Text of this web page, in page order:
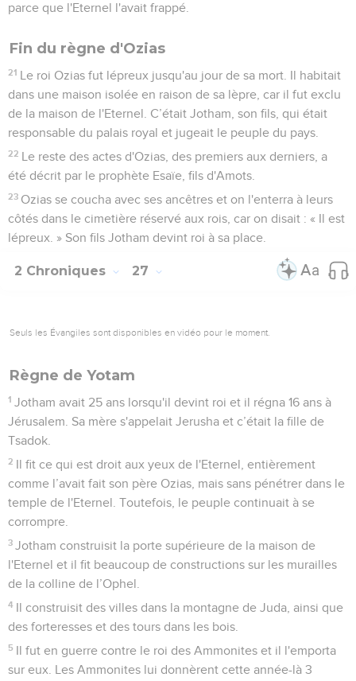
parce que l'Eternel l'avait frappé.
Fin du règne d'Ozias
21 Le roi Ozias fut lépreux jusqu'au jour de sa mort. Il habitait
dans une maison isolée en raison de sa lèpre, car il fut exclu
de la maison de l'Eternel. C’était Jotham, son fils, qui était
responsable du palais royal et jugeait le peuple du pays.
22 Le reste des actes d'Ozias, des premiers aux derniers, a
été décrit par le prophète Esaïe, fils d'Amots.
23 Ozias se coucha avec ses ancêtres et on l'enterra à leurs
côtés dans le cimetière réservé aux rois, car on disait : « Il est
lépreux. » Son fils Jotham devint roi à sa place.
2 Chroniques 27
Seuls les Évangiles sont disponibles en vidéo pour le moment.
Règne de Yotam
1 Jotham avait 25 ans lorsqu'il devint roi et il régna 16 ans à
Jérusalem. Sa mère s'appelait Jerusha et c’était la fille de
Tsadok.
2 Il fit ce qui est droit aux yeux de l'Eternel, entièrement
comme l’avait fait son père Ozias, mais sans pénétrer dans le
temple de l'Eternel. Toutefois, le peuple continuait à se
corrompre.
3 Jotham construisit la porte supérieure de la maison de
l'Eternel et il fit beaucoup de constructions sur les murailles
de la colline de l’Ophel.
4 Il construisit des villes dans la montagne de Juda, ainsi que
des forteresses et des tours dans les bois.
5 Il fut en guerre contre le roi des Ammonites et il l'emporta
sur eux. Les Ammonites lui donnèrent cette année-là 3